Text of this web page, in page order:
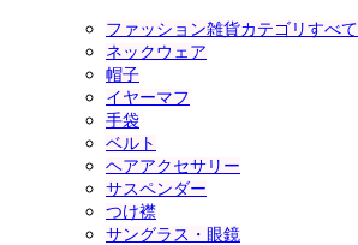
ファッション雑貨カテゴリすべて
ネックウェア
帽子
イヤーマフ
手袋
ベルト
ヘアアクセサリー
サスペンダー
つけ襟
サングラス・眼鏡